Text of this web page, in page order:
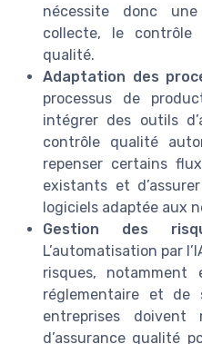
nécessite donc
collecte, le contrôle
qualité.
Adaptation des
processus de
intégrer des outils
contrôle qualité
repenser certains
existants et
logiciels adaptée aux
Gestion des
L’automatisation par
risques,
réglementaire et de
entreprises doivent
d’assurance qualité